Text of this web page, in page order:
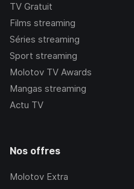
TV Gratuit
Films streaming
Séries streaming
Sport streaming
Molotov TV Awards
Mangas streaming
Actu TV
Nos offres
Molotov Extra